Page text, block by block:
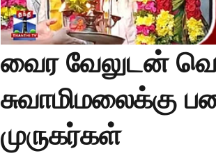
வைர வேலுடன்
சுவாமிமலைக்கு
முருகர்கள்